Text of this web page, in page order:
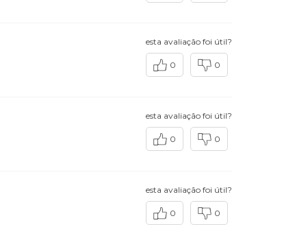
esta avaliação foi útil?
0 0
esta avaliação foi útil?
0 0
esta avaliação foi útil?
0 0